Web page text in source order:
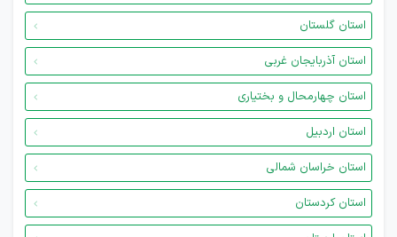
استان گلستان
استان آذربایجان غربی
استان چهارمحال و بختیاری
استان اردبیل
استان خراسان شمالی
استان کردستان